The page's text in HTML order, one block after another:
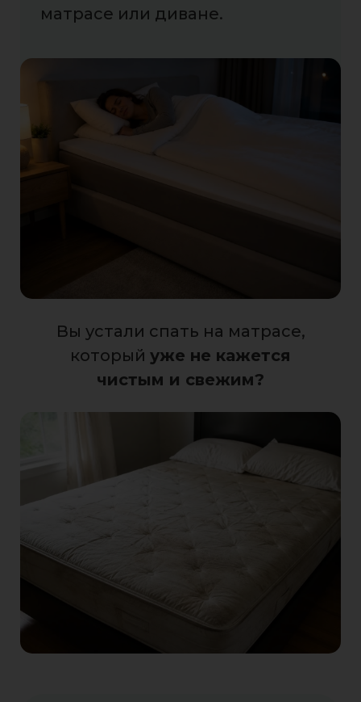
матрасе или диване.
Вы устали спать на матрасе,
который уже не кажется
чистым и свежим?